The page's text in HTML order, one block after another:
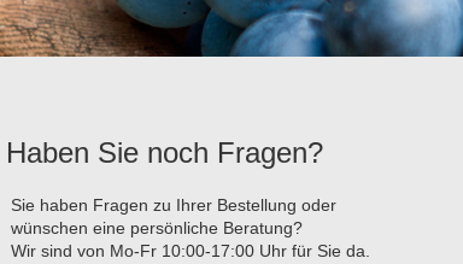
Haben Sie noch Fragen?
Sie haben Fragen zu Ihrer Bestellung oder
wünschen eine persönliche Beratung?
Wir sind von Mo-Fr 10:00-17:00 Uhr für Sie da.